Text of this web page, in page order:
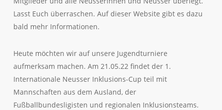
Lasst Euch überraschen. Auf dieser Website gibt es dazu
bald mehr Informationen.
Heute möchten wir auf unsere Jugendturniere
aufmerksam machen. Am 21.05.22 findet der 1.
Internationale Neusser Inklusions-Cup teil mit
Mannschaften aus dem Ausland, der
Fußballbundesligisten und regionalen Inklusionsteams.